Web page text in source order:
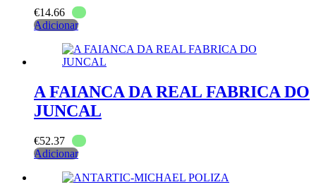
€14.66
Adicionar
A FAIANCA DA REAL FABRICA DO
JUNCAL
€52.37
Adicionar